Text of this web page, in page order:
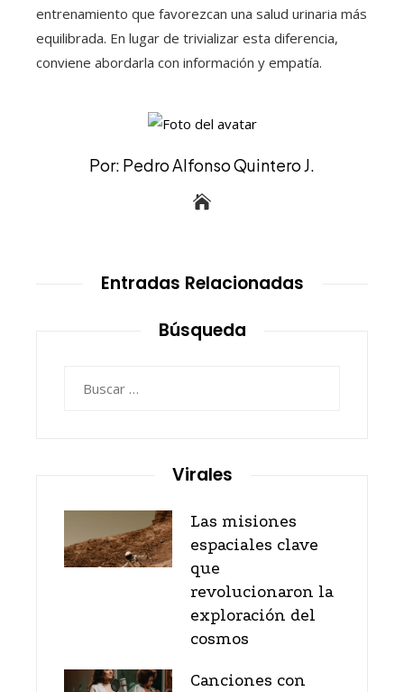
entrenamiento que favorezcan una salud urinaria más
equilibrada. En lugar de trivializar esta diferencia,
conviene abordarla con información y empatía.
Por: Pedro Alfonso Quintero J.
Entradas Relacionadas
Búsqueda
Virales
Las misiones
espaciales clave
que
revolucionaron la
exploración del
cosmos
Canciones con